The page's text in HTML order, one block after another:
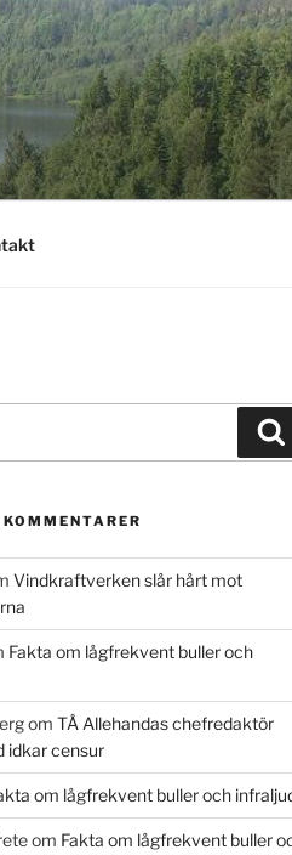
Vindkraftverken slår hårt mot
Fakta om lågfrekvent buller och
om TÅ Allehandas chefredaktör
idkar censur
om lågfrekvent buller och
om Fakta om lågfrekvent buller